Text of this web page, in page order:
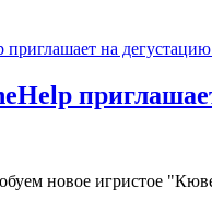
новое игристое